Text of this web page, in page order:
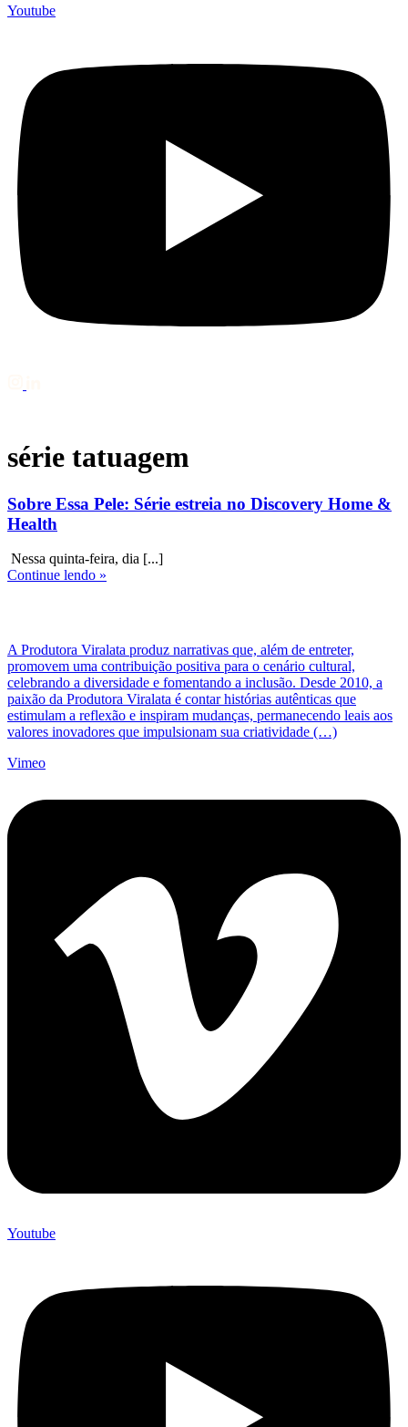
Youtube
série tatuagem
Sobre Essa Pele: Série estreia no Discovery Home &
Health
Nessa quinta-feira, dia [...]
Continue lendo »
A Produtora Viralata produz narrativas que, além de entreter,
promovem uma contribuição positiva para o cenário cultural,
celebrando a diversidade e fomentando a inclusão. Desde 2010, a
paixão da Produtora Viralata é contar histórias autênticas que
estimulam a reflexão e inspiram mudanças, permanecendo leais aos
valores inovadores que impulsionam sua criatividade (…)
Vimeo
Youtube